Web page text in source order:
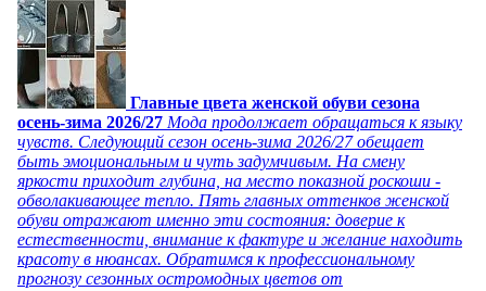
Главные цвета женской обуви сезона
осень-зима 2026/27 Мода продолжает обращаться к языку
чувств. Следующий сезон осень-зима 2026/27 обещает
быть эмоциональным и чуть задумчивым. На смену
яркости приходит глубина, на место показной роскоши -
обволакивающее тепло. Пять главных оттенков женской
обуви отражают именно эти состояния: доверие к
естественности, внимание к фактуре и желание находить
красоту в нюансах. Обратимся к профессиональному
прогнозу сезонных остромодных цветов от